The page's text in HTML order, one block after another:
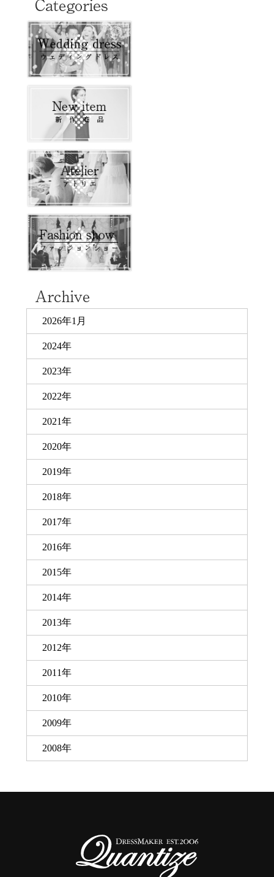
2026年1月
2024年
2023年
2022年
2021年
2020年
2019年
2018年
2017年
2016年
2015年
2014年
2013年
2012年
2011年
2010年
2009年
2008年